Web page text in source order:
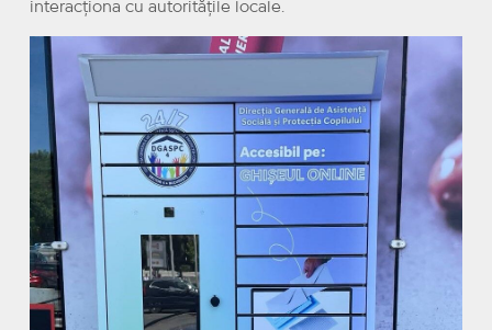
interacționa cu autoritățile locale.